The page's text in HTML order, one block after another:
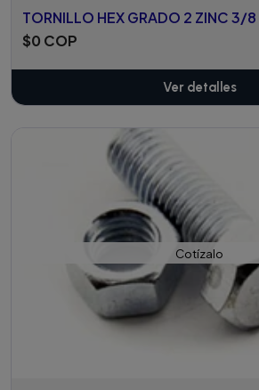
TORNILLO HEX GRADO 2 ZINC 3/8
$0 COP
Ver detalles
Cotízalo